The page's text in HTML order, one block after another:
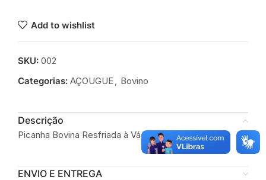
Add to wishlist
SKU: 002
Categorias: AÇOUGUE, Bovino
Descrição
Picanha Bovina Resfriada à Vácuo 1kg
ENVIO E ENTREGA